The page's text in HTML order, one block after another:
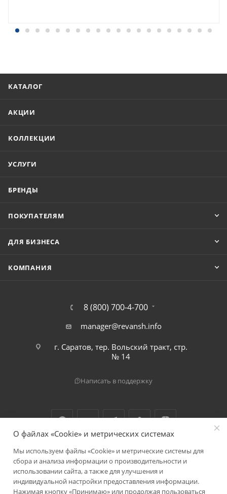
КАТАЛОГ
АКЦИИ
КОЛЛЕКЦИИ
УСЛУГИ
БРЕНДЫ
ПОКУПАТЕЛЯМ
ДЛЯ БИЗНЕСА
КОМПАНИЯ
8 (800) 700-4-700
manager@revansh.info
г. Саратов, тер. Вольский тракт, стр.
№ 14
Написать в поддержку
2026 © ООО "Реванш"
О файлах «Cookie» и метрических системах
Мы используем файлы «Cookie» и метрические системы для
сбора и анализа информации о производительности и
использовании сайта, а также для улучшения и
индивидуальной настройки предоставления информации.
Нажимая кнопку «Принимаю» или продолжая пользоваться